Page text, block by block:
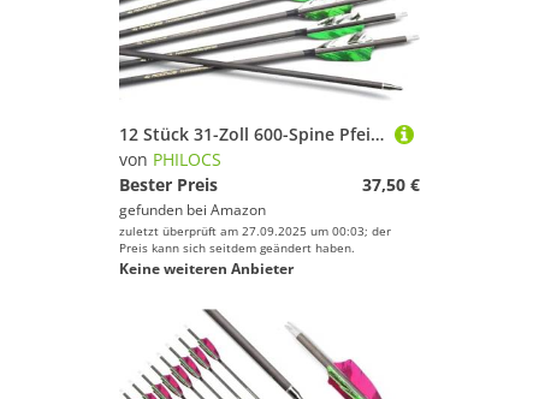
12 Stück 31-Zoll 600-Spine Pfeil Abnehmbare Pfeilspitzen Übungspfeil Jagdpfeil Truthahnfedern Pfeilfedern Carbonpfeile Bogenpfeile für Langbogen Recurvebogen Compoundbogen Bogenschießen Camo Grün A3
von PHILOCS
Bester Preis
37,50 €
gefunden bei Amazon
zuletzt überprüft am 27.09.2025 um 00:03; der
Preis kann sich seitdem geändert haben.
Keine weiteren Anbieter